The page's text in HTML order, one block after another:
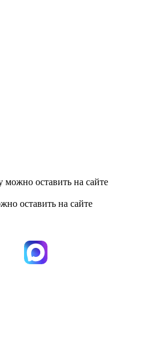
можно оставить на сайте
оставить на сайте